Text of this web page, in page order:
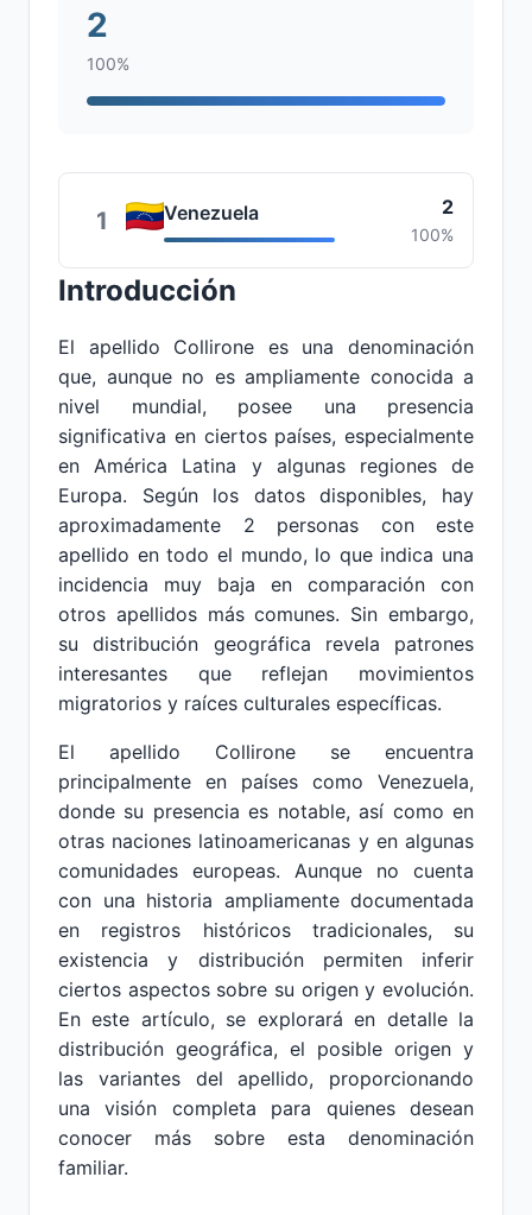
2
100%
1 Venezuela 2
100%
Introducción
El apellido Collirone es una denominación
que, aunque no es ampliamente conocida a
nivel mundial, posee una presencia
significativa en ciertos países, especialmente
en América Latina y algunas regiones de
Europa. Según los datos disponibles, hay
aproximadamente 2 personas con este
apellido en todo el mundo, lo que indica una
incidencia muy baja en comparación con
otros apellidos más comunes. Sin embargo,
su distribución geográfica revela patrones
interesantes que reflejan movimientos
migratorios y raíces culturales específicas.
El apellido Collirone se encuentra
principalmente en países como Venezuela,
donde su presencia es notable, así como en
otras naciones latinoamericanas y en algunas
comunidades europeas. Aunque no cuenta
con una historia ampliamente documentada
en registros históricos tradicionales, su
existencia y distribución permiten inferir
ciertos aspectos sobre su origen y evolución.
En este artículo, se explorará en detalle la
distribución geográfica, el posible origen y
las variantes del apellido, proporcionando
una visión completa para quienes desean
conocer más sobre esta denominación
familiar.